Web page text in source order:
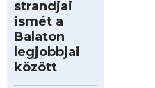
strandjai
ismét a
Balaton
legjobbjai
között